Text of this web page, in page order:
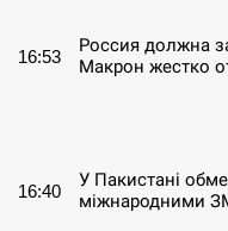
16:53
Россия должна
Макрон жестко
16:40
У Пакистані
міжнародними